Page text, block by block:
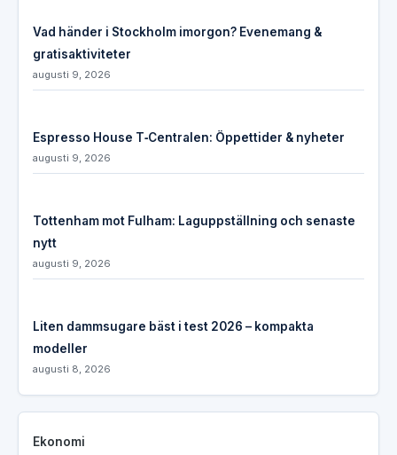
Vad händer i Stockholm imorgon? Evenemang &
gratisaktiviteter
augusti 9, 2026
Espresso House T‑Centralen: Öppettider & nyheter
augusti 9, 2026
Tottenham mot Fulham: Laguppställning och senaste
nytt
augusti 9, 2026
Liten dammsugare bäst i test 2026 – kompakta
modeller
augusti 8, 2026
Ekonomi